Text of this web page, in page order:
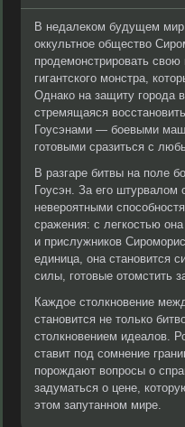
В недалеком будущем мир
оккультное общество
продемонстрировать
гигантского монстра,
Однако на защиту города
стремящаяся
Гоусэнами — боевыми
готовыми сразиться с
В разгаре битвы на поле
Гоусэн. За его
невероятными
сражения: с легкостью
и прислужников
единица, она становится
силы, готовые отомстить
Каждое столкновение
становится не только
столкновением идеалов.
ставит под сомнение
порождают вопросы о
задуматься о цене,
этом запутанном мире.